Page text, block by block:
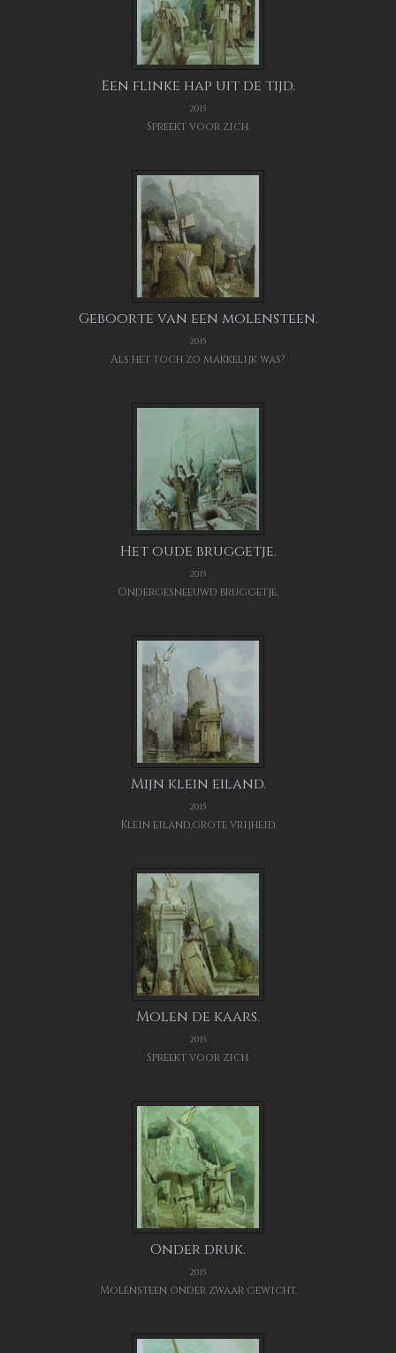
Een flinke hap uit de tijd.
2015
Spreekt voor zich.
Geboorte van een molensteen.
2015
Als het toch zo makkelijk was?
Het oude bruggetje.
2015
Ondergesneeuwd bruggetje.
Mijn klein eiland.
2015
Klein eiland,grote vrijheid.
Molen de kaars.
2015
Spreekt voor zich.
Onder druk.
2015
Molensteen onder zwaar gewicht.